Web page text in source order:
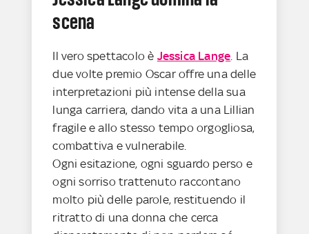
scena
Il vero spettacolo è Jessica Lange . La
due volte premio Oscar offre una delle
interpretazioni più intense della sua
lunga carriera, dando vita a una Lillian
fragile e allo stesso tempo orgogliosa,
combattiva e vulnerabile.
Ogni esitazione, ogni sguardo perso e
ogni sorriso trattenuto raccontano
molto più delle parole, restituendo il
ritratto di una donna che cerca